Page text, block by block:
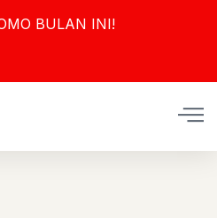
BULAN INI!